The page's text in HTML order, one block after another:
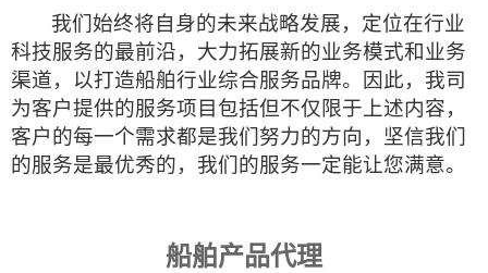
我们始终将自身的未来战略发展，定位在行业
科技服务的最前沿，大力拓展新的业务模式和业务
渠道，以打造船舶行业综合服务品牌。因此，我司
为客户提供的服务项目包括但不仅限于上述内容，
客户的每一个需求都是我们努力的方向，坚信我们
的服务是最优秀的，我们的服务一定能让您满意。
船舶产品代理